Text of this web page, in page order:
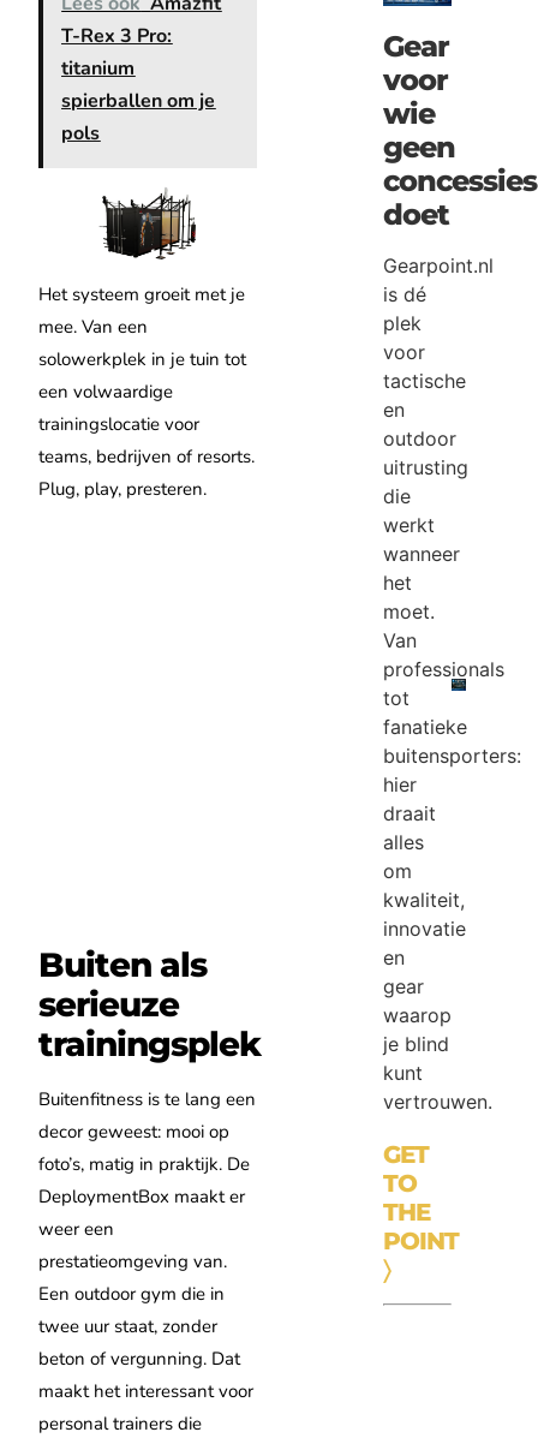
T-Rex 3 Pro:
titanium
spierballen om je
pols
Het systeem groeit met je
mee. Van een
solowerkplek in je tuin tot
een volwaardige
trainingslocatie voor
teams, bedrijven of resorts.
Plug, play, presteren.
Buiten als
serieuze
trainingsplek
Buitenfitness is te lang een
decor geweest: mooi op
foto’s, matig in praktijk. De
DeploymentBox maakt er
weer een
prestatieomgeving van.
Een outdoor gym die in
twee uur staat, zonder
beton of vergunning. Dat
maakt het interessant voor
personal trainers die
Gear
voor
wie
geen
concessies
doet
Gearpoint.nl
is dé
plek
voor
tactische
en
outdoor
uitrusting
die
werkt
wanneer
het
moet.
Van
professionals
tot
fanatieke
buitensporters:
hier
draait
alles
om
kwaliteit,
innovatie
en
gear
waarop
je blind
kunt
vertrouwen.
GET
TO
THE
POINT
〉